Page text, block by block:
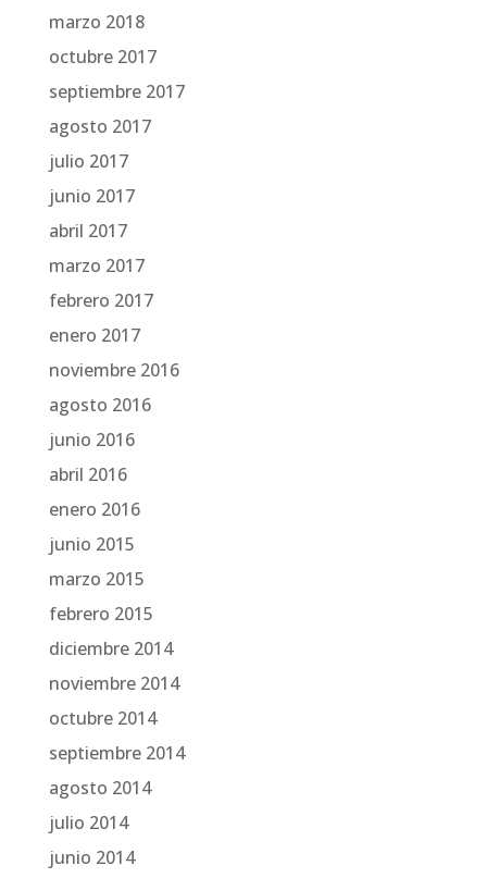
marzo 2018
octubre 2017
septiembre 2017
agosto 2017
julio 2017
junio 2017
abril 2017
marzo 2017
febrero 2017
enero 2017
noviembre 2016
agosto 2016
junio 2016
abril 2016
enero 2016
junio 2015
marzo 2015
febrero 2015
diciembre 2014
noviembre 2014
octubre 2014
septiembre 2014
agosto 2014
julio 2014
junio 2014